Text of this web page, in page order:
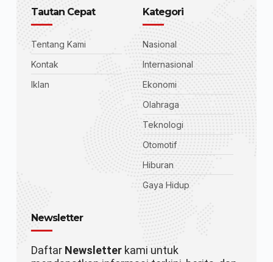
Tautan Cepat
Tentang Kami
Kontak
Iklan
Kategori
Nasional
Internasional
Ekonomi
Olahraga
Teknologi
Otomotif
Hiburan
Gaya Hidup
Newsletter
Daftar Newsletterkami untuk